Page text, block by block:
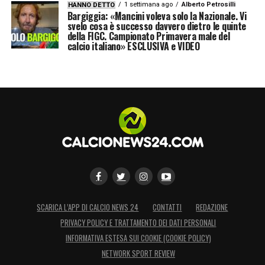
Moltiplicato per 5.000».
LA PLAYLIST DELLE NOSTRE TOP NEWS
HANNO DETTO 1 settimana ago Alberto Petrosilli
Bargiggia: «Mancini voleva solo la Nazionale. Vi
svelo cosa è successo davvero dietro le quinte
della FIGC. Campionato Primavera male del
calcio italiano» ESCLUSIVA e VIDEO
SCARICA L’APP DI CALCIO NEWS 24 CONTATTI
REDAZIONE
PRIVACY POLICY E TRATTAMENTO DEI DATI PERSONALI
INFORMATIVA ESTESA SUI COOKIE (COOKIE POLICY)
NETWORK SPORT REVIEW